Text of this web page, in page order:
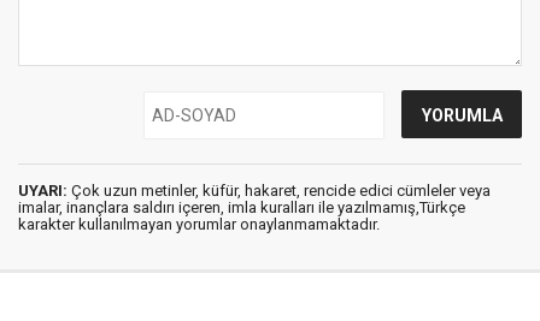
UYARI: Çok uzun metinler, küfür, hakaret, rencide edici cümleler veya
imalar, inançlara saldırı içeren, imla kuralları ile yazılmamış,Türkçe
karakter kullanılmayan yorumlar onaylanmamaktadır.